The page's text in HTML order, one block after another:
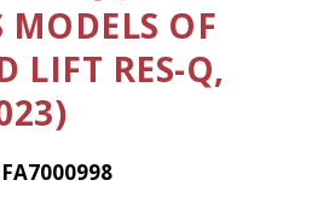
MODELS OF
LIFT RES-Q,